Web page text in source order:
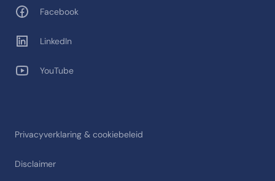
Privacyverklaring & cookiebeleid
Disclaimer
Facebook
LinkedIn
YouTube